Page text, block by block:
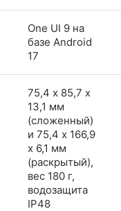
One UI 9 на
базе Android
17
75,4 х 85,7 х
13,1 мм
(сложенный)
и 75,4 x 166,9
x 6,1 мм
(раскрытый),
вес 180 г,
водозащита
IP48